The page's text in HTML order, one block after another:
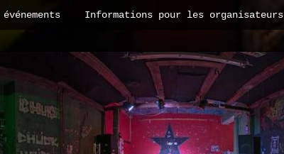
Informations pour les organisateurs